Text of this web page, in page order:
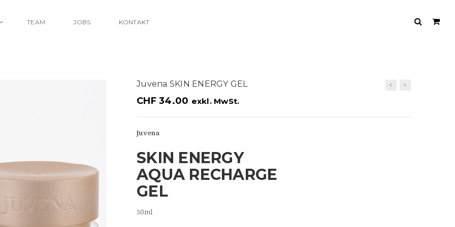
TEAM JOBS KONTAKT
Juvena SKIN ENERGY GEL
CHF34.00 exkl. MwSt.
Juvena
SKIN ENERGY
AQUA RECHARGE
GEL
50ml